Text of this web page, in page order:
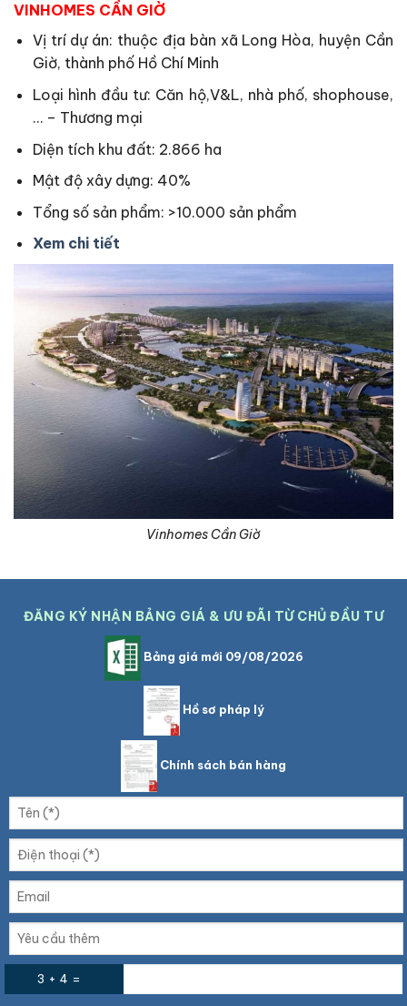
VINHOMES CẦN GIỜ
Vị trí dự án: thuộc địa bàn xã Long Hòa, huyện Cần
Giờ, thành phố Hồ Chí Minh
Loại hình đầu tư: Căn hộ,V&L, nhà phố, shophouse,
… – Thương mại
Diện tích khu đất: 2.866 ha
Mật độ xây dựng: 40%
Tổng số sản phẩm: >10.000 sản phẩm
Xem chi tiết
Vinhomes Cần Giờ
ĐĂNG KÝ NHẬN BẢNG GIÁ & ƯU ĐÃI TỪ CHỦ ĐẦU TƯ
Bảng giá mới 09/08/2026
Hồ sơ pháp lý
Chính sách bán hàng
3 + 4 =